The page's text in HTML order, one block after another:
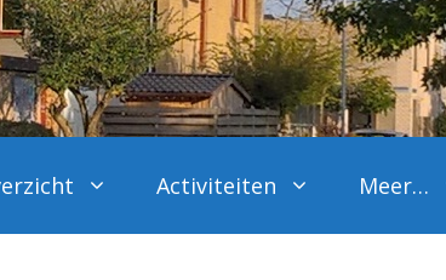
Activiteiten Meer…